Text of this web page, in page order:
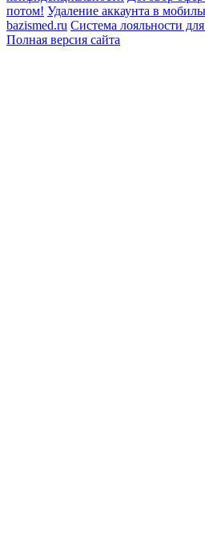
потом! Удаление аккаунта в
bazismed.ru Система лояльности
Полная версия сайта